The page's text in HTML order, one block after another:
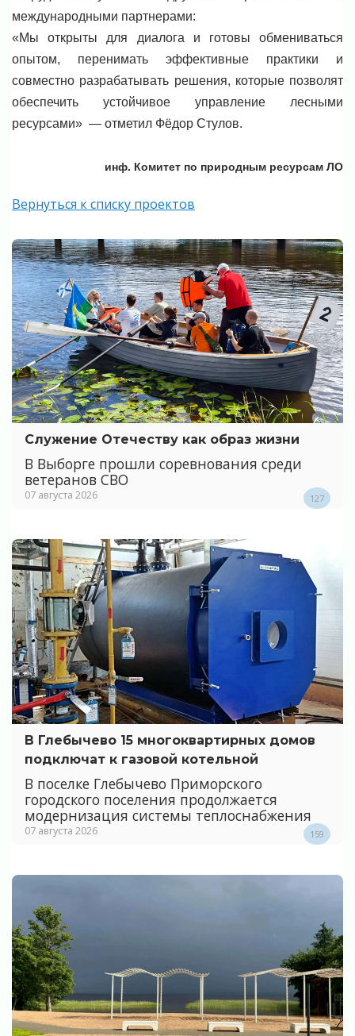
международными партнерами:
«Мы открыты для диалога и готовы обмениваться
опытом, перенимать эффективные практики и
совместно разрабатывать решения, которые позволят
обеспечить устойчивое управление лесными
ресурсами» — отметил Фёдор Стулов.
инф. Комитет по природным ресурсам ЛО
Вернуться к списку проектов
Служение Отечеству как образ жизни
В Выборге прошли соревнования среди
ветеранов СВО
07 августа 2026 127
В Глебычево 15 многоквартирных домов
подключат к газовой котельной
В поселке Глебычево Приморского
городского поселения продолжается
модернизация системы теплоснабжения
07 августа 2026 159